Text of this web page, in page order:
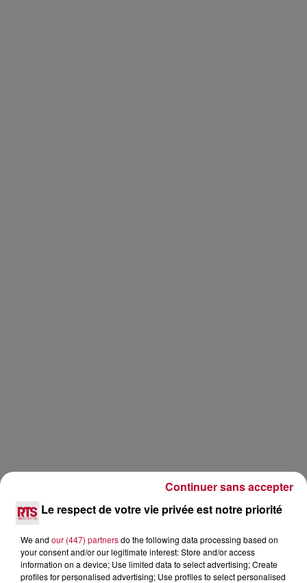
Bref, de quoi faire un plateau de fêtes qui claque
Le respect de votre vie privée est notre priorité
We and our (447) partnersdo the following data processing based on
your consent and/or our legitimate interest: Store and/or access
information on a device; Use limited data to select advertising; Create
profiles for personalised advertising; Use profiles to select personalised
Continuer sans accepter